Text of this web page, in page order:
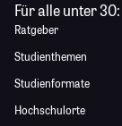
Für alle unter 30:
Ratgeber
Studienthemen
Studienformate
Hochschulorte